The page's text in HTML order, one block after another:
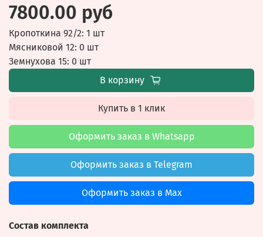
7800.00 руб
Кропоткина 92/2: 1 шт
Мясниковой 12: 0 шт
Земнухова 15: 0 шт
В корзину
Купить в 1 клик
Оформить заказ в Whatsapp
Оформить заказ в Telegram
Оформить заказ в Max
Состав комплекта